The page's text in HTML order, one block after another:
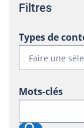
Filtres
Types de
Faire une
Mots-clés